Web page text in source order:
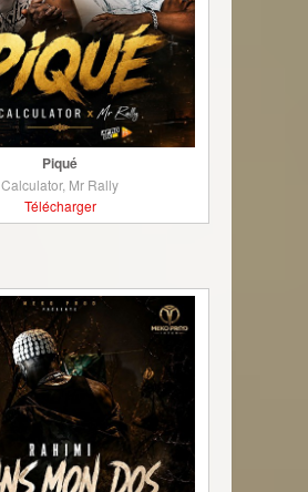
Piqué
Calculator, Mr Rally
Télécharger